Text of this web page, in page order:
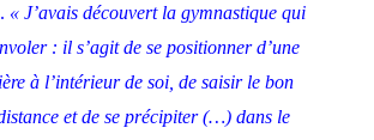
« J’avais découvert la gymnastique qui
: il s’agit de se positionner d’une
à l’intérieur de soi, de saisir le bon
et de se précipiter (…) dans le